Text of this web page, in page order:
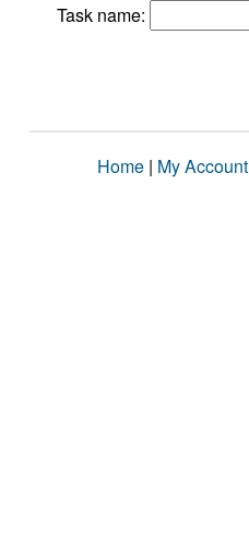
Task name:
Home | My Account